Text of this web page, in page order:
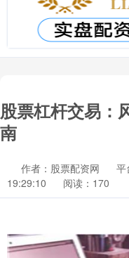
股票杠杆交易：
南
作者：股票配资网 平
19:29:10
阅读：170